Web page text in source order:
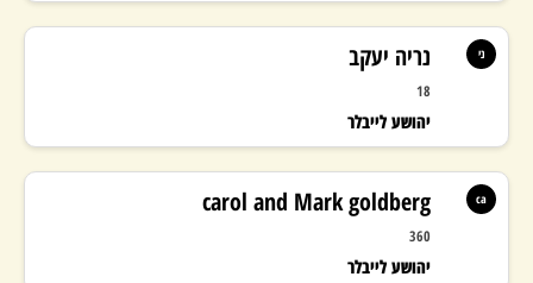
308,234 ₪
יעד בונוס: 330,000
נריה יעקב
18
יהושע לייבלר
ני
carol and Mark goldberg
360
יהושע לייבלר
ca